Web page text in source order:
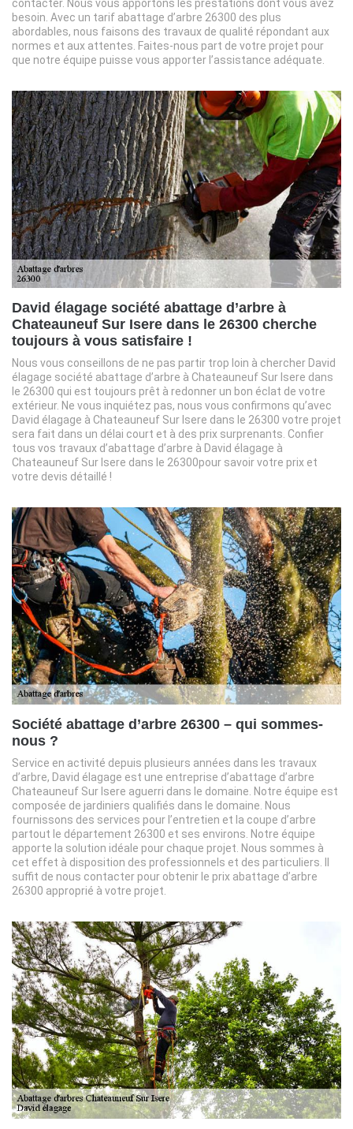
contacter. Nous vous apportons les prestations dont vous avez
besoin. Avec un tarif abattage d’arbre 26300 des plus
abordables, nous faisons des travaux de qualité répondant aux
normes et aux attentes. Faites-nous part de votre projet pour
que notre équipe puisse vous apporter l’assistance adéquate.
David élagage société abattage d’arbre à
Chateauneuf Sur Isere dans le 26300 cherche
toujours à vous satisfaire !
Nous vous conseillons de ne pas partir trop loin à chercher David
élagage société abattage d’arbre à Chateauneuf Sur Isere dans
le 26300 qui est toujours prêt à redonner un bon éclat de votre
extérieur. Ne vous inquiétez pas, nous vous confirmons qu’avec
David élagage à Chateauneuf Sur Isere dans le 26300 votre projet
sera fait dans un délai court et à des prix surprenants. Confier
tous vos travaux d’abattage d’arbre à David élagage à
Chateauneuf Sur Isere dans le 26300pour savoir votre prix et
votre devis détaillé !
Société abattage d’arbre 26300 – qui sommes-
nous ?
Service en activité depuis plusieurs années dans les travaux
d’arbre, David élagage est une entreprise d’abattage d’arbre
Chateauneuf Sur Isere aguerri dans le domaine. Notre équipe est
composée de jardiniers qualifiés dans le domaine. Nous
fournissons des services pour l’entretien et la coupe d’arbre
partout le département 26300 et ses environs. Notre équipe
apporte la solution idéale pour chaque projet. Nous sommes à
cet effet à disposition des professionnels et des particuliers. Il
suffit de nous contacter pour obtenir le prix abattage d’arbre
26300 approprié à votre projet.